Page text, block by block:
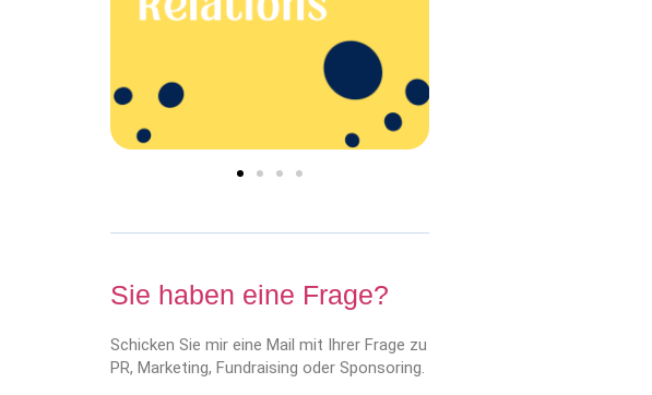
Sie haben eine Frage?
Schicken Sie mir eine Mail mit Ihrer Frage zu
PR, Marketing, Fundraising oder Sponsoring.